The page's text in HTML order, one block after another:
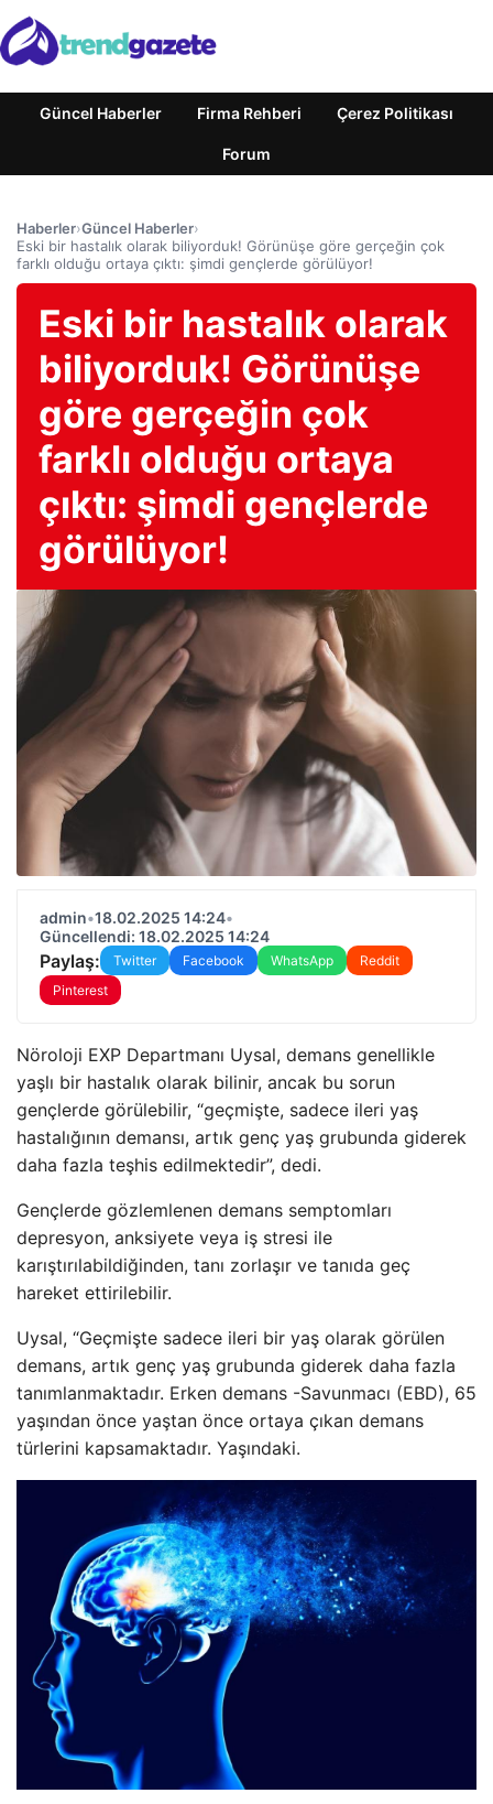
Güncel Haberler Firma Rehberi Çerez Politikası
Forum
Haberler›Güncel Haberler›
Eski bir hastalık olarak biliyorduk! Görünüşe göre gerçeğin çok
farklı olduğu ortaya çıktı: şimdi gençlerde görülüyor!
Eski bir hastalık olarak
biliyorduk! Görünüşe
göre gerçeğin çok
farklı olduğu ortaya
çıktı: şimdi gençlerde
görülüyor!
admin•18.02.2025 14:24•
Güncellendi: 18.02.2025 14:24
Paylaş: Twitter Facebook WhatsApp
Reddit
Pinterest
Nöroloji EXP Departmanı Uysal, demans genellikle
yaşlı bir hastalık olarak bilinir, ancak bu sorun
gençlerde görülebilir, “geçmişte, sadece ileri yaş
hastalığının demansı, artık genç yaş grubunda giderek
daha fazla teşhis edilmektedir”, dedi.
Gençlerde gözlemlenen demans semptomları
depresyon, anksiyete veya iş stresi ile
karıştırılabildiğinden, tanı zorlaşır ve tanıda geç
hareket ettirilebilir.
Uysal, “Geçmişte sadece ileri bir yaş olarak görülen
demans, artık genç yaş grubunda giderek daha fazla
tanımlanmaktadır. Erken demans -Savunmacı (EBD), 65
yaşından önce yaştan önce ortaya çıkan demans
türlerini kapsamaktadır. Yaşındaki.